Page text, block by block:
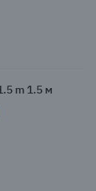
m 1.5 м